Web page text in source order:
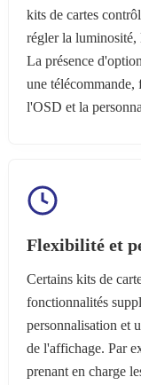
kits de cartes
régler la luminosité,
La présence
une télécommande,
l'OSD et la
Flexibilité et
Certains kits de
fonctionnalités
personnalisation et
de l'affichage. Par
prenant en charge